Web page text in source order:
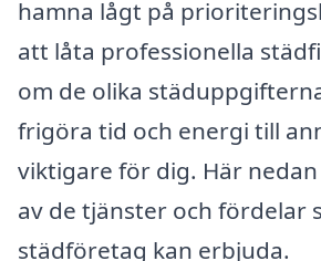
hamna lågt på
att låta professionella
om de olika
frigöra tid och energi till
viktigare för dig. Här
av de tjänster och fördelar
städföretag kan erbjuda.